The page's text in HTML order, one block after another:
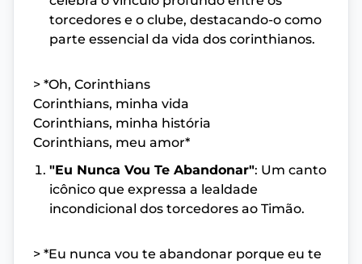
torcedores e o clube, destacando-o como
parte essencial da vida dos corinthianos.
> *Oh, Corinthians
Corinthians, minha vida
Corinthians, minha história
Corinthians, meu amor*
"Eu Nunca Vou Te Abandonar": Um canto
icônico que expressa a lealdade
incondicional dos torcedores ao Timão.
> *Eu nunca vou te abandonar porque eu te